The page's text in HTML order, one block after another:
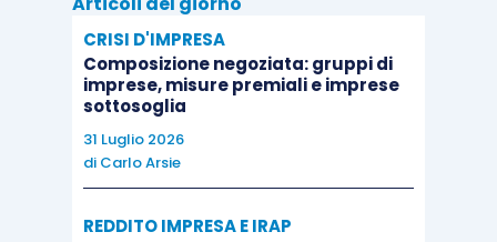
CRISI D'IMPRESA
Composizione negoziata: gruppi di
imprese, misure premiali e imprese
sottosoglia
31 Luglio 2026
di Carlo Arsie
REDDITO IMPRESA E IRAP